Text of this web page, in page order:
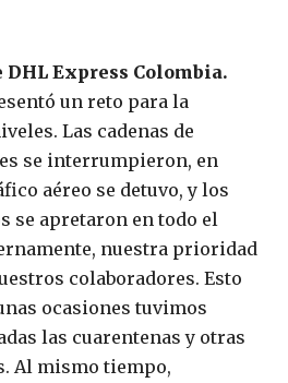
Express Colombia.
un reto para la
Las cadenas de
se interrumpieron, en
aéreo se detuvo, y los
se apretaron en todo el
nuestra prioridad
colaboradores. Esto
ocasiones tuvimos
las cuarentenas y otras
Al mismo tiempo,